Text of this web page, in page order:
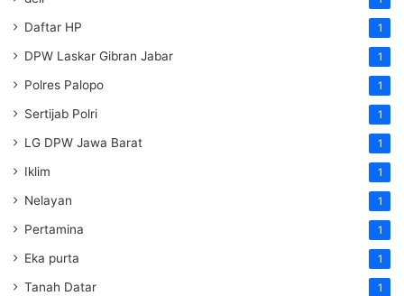
Daftar HP 1
DPW Laskar Gibran Jabar 1
Polres Palopo 1
Sertijab Polri 1
LG DPW Jawa Barat 1
Iklim 1
Nelayan 1
Pertamina 1
Eka purta 1
Tanah Datar 1